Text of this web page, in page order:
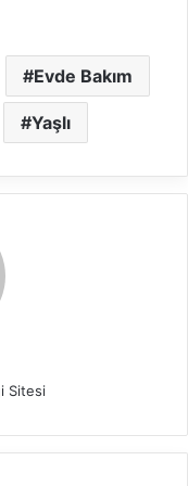
Evde Bakım
Yaşlı
Sitesi